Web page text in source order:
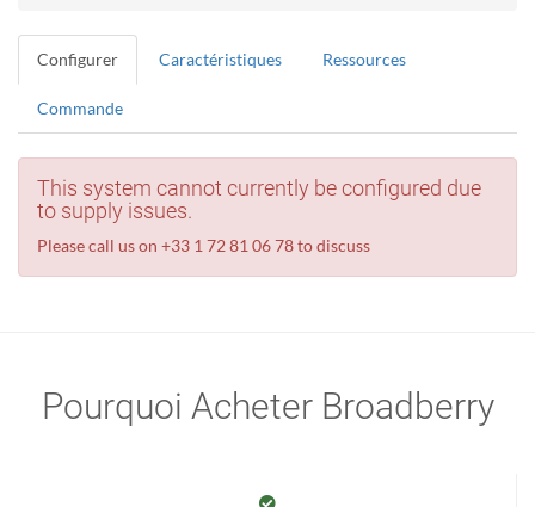
Configurer Caractéristiques Ressources
Commande
This system cannot currently be configured due
to supply issues.
Please call us on +33 1 72 81 06 78 to discuss
Pourquoi Acheter Broadberry